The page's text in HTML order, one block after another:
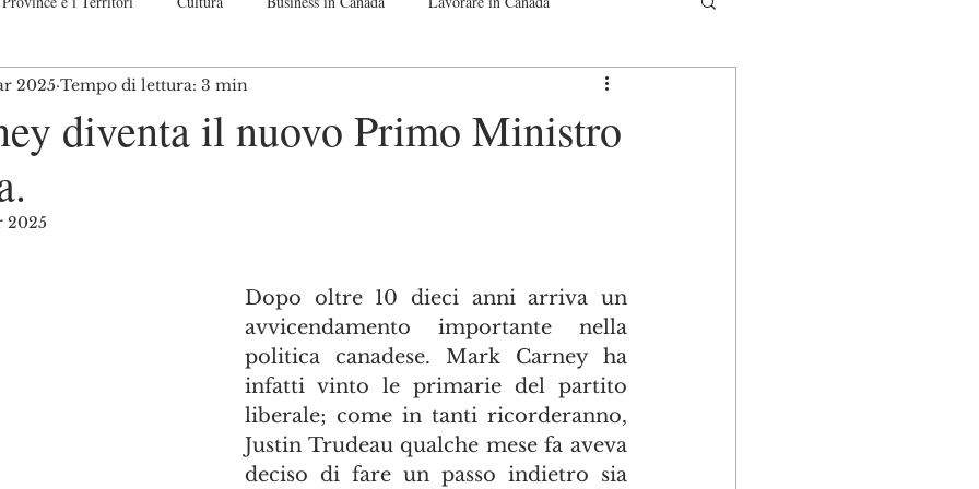
Guide passo per passo
diventa il nuovo Primo Ministro
2025 Tempo di lettura: 3 min
2025
su 5.
Dopo oltre 10 dieci anni arriva un
avvicendamento importante nella
politica canadese. Mark Carney ha
infatti vinto le primarie del partito
liberale; come in tanti ricorderanno,
Justin Trudeau qualche mese fa aveva
deciso di fare un passo indietro sia